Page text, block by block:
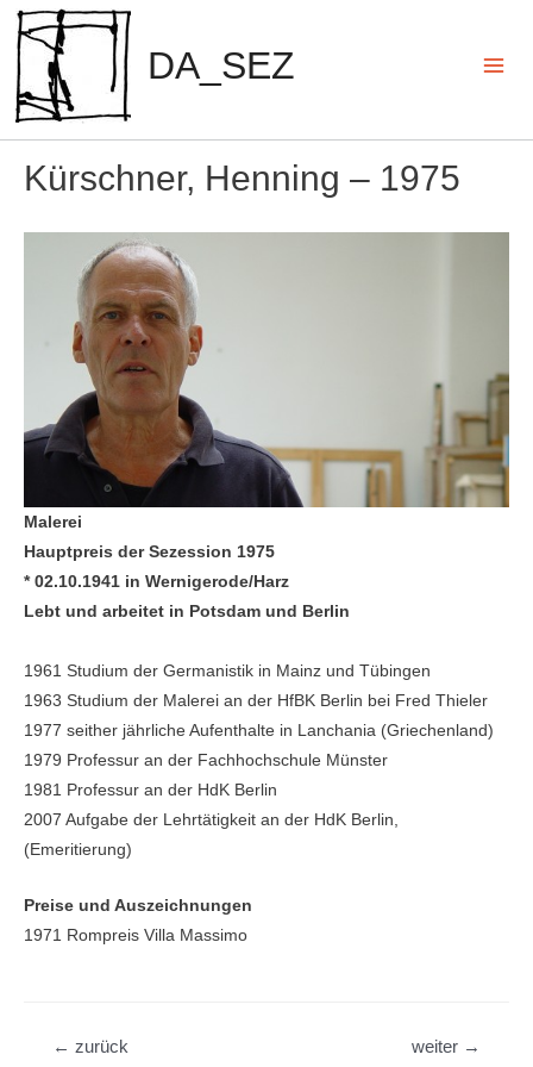
Zum
Inhalt
springen
DA_SEZ
Kürschner, Henning – 1975
Malerei
Hauptpreis der Sezession 1975
* 02.10.1941 in Wernigerode/Harz
Lebt und arbeitet in Potsdam und Berlin
1961 Studium der Germanistik in Mainz und Tübingen
1963 Studium der Malerei an der HfBK Berlin bei Fred Thieler
1977 seither jährliche Aufenthalte in Lanchania (Griechenland)
1979 Professur an der Fachhochschule Münster
1981 Professur an der HdK Berlin
2007 Aufgabe der Lehrtätigkeit an der HdK Berlin,
(Emeritierung)
Preise und Auszeichnungen
1971 Rompreis Villa Massimo
Beitragsnavigation
← zurück weiter →